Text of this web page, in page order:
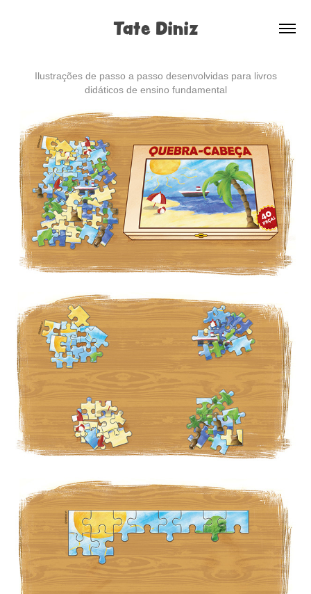
Tate Diniz
Ilustrações de passo a passo desenvolvidas para livros
didáticos de ensino fundamental